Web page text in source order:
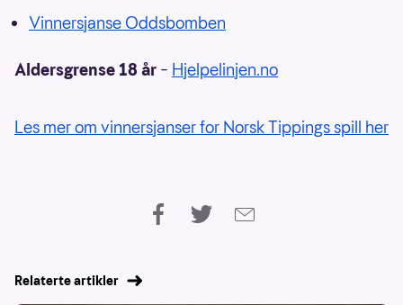
Vinnersjanse Oddsbomben
Aldersgrense 18 år – Hjelpelinjen.no
Les mer om vinnersjanser for Norsk Tippings spill her
Relaterte artikler